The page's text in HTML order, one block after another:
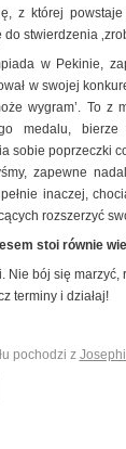
z której
stwierdzenia
w Pekinie,
w swojej
wygram’. To z
medalu,
sobie poprzeczki
zapewne
inaczej,
rozszerzyć
stoi równie
Nie bój się marzyć,
terminy i działaj!
pochodzi z